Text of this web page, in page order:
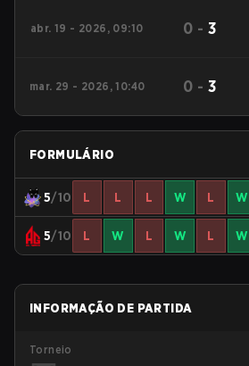
abr. 19 - 2026, 09:10 0 - 3
mar. 29 - 2026, 10:40 0 - 3
FORMULÁRIO
5/10 L L L W L W
5/10 L W L W L W
INFORMAÇÃO DE PARTIDA
Torneio